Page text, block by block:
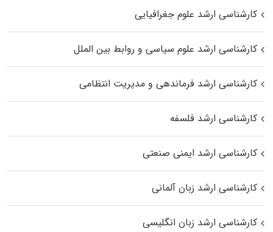
کارشناسی ارشد علوم جغرافیایی
کارشناسی ارشد علوم سیاسی و روابط بین الملل
کارشناسی ارشد فرماندهی و مدیریت انتظامی
کارشناسی ارشد فلسفه
کارشناسی ارشد ایمنی صنعتی
کارشناسی ارشد زبان آلمانی
کارشناسی ارشد زبان انگلیسی